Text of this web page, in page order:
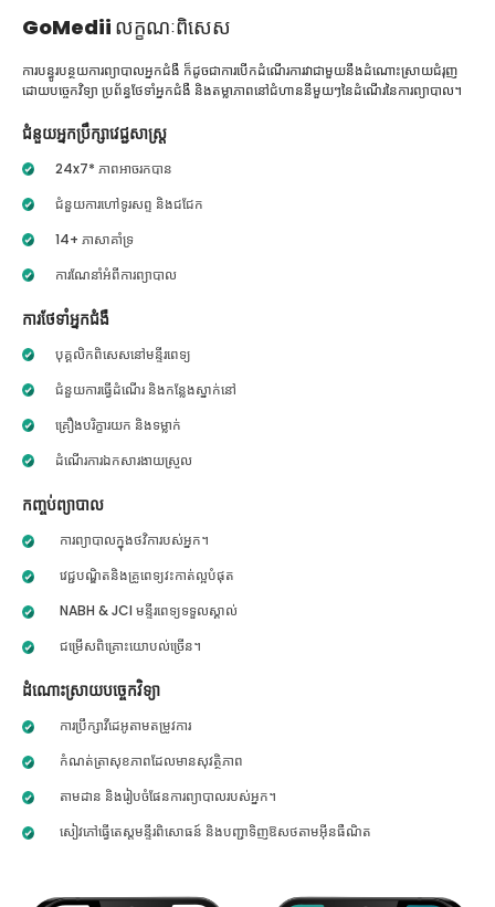
GoMedii លក្ខណៈពិសេស
ការបន្ធូរបន្ថយការព្យាបាលអ្នកជំងឺ ក៏ដូចជាការបើកដំណើរការវាជាមួយនឹងដំណោះស្រាយជំរុញ
ដោយបច្ចេកវិទ្យា ប្រព័ន្ធថែទាំអ្នកជំងឺ និងតម្លាភាពនៅជំហាននីមួយៗនៃដំណើរនៃការព្យាបាល។
ជំនួយអ្នកប្រឹក្សាវេជ្ជសាស្ត្រ
24x7* ភាពអាចរកបាន
ជំនួយការហៅទូរសព្ទ និងជជែក
14+ ភាសាគាំទ្រ
ការណែនាំអំពីការព្យាបាល
ការថែទាំអ្នកជំងឺ
បុគ្គលិកពិសេសនៅមន្ទីរពេទ្យ
ជំនួយការធ្វើដំណើរ និងកន្លែងស្នាក់នៅ
គ្រឿងបរិក្ខារយក និងទម្លាក់
ដំណើរការឯកសារងាយស្រួល
កញ្ចប់ព្យាបាល
ការព្យាបាលក្នុងថវិការបស់អ្នក។
វេជ្ជបណ្ឌិតនិងគ្រូពេទ្យវះកាត់ល្អបំផុត
NABH & JCI មន្ទីរពេទ្យទទួលស្គាល់
ជម្រើសពិគ្រោះយោបល់ច្រើន។
ដំណោះស្រាយបច្ចេកវិទ្យា
ការប្រឹក្សាវីដេអូតាមតម្រូវការ
កំណត់ត្រាសុខភាពដែលមានសុវត្ថិភាព
តាមដាន និងរៀបចំផែនការព្យាបាលរបស់អ្នក។
សៀវភៅធ្វើតេស្តមន្ទីរពិសោធន៍ និងបញ្ជាទិញឱសថតាមអ៊ីនធឺណិត